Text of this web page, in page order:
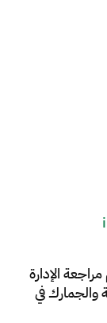
الإدارة
والجمارك في